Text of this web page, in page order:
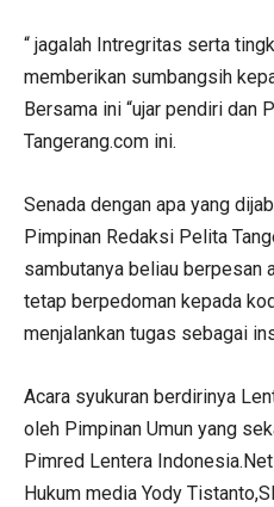
“ jagalah Intregritas serta
memberikan sumbangsih
Bersama ini “ujar pendiri
Tangerang.com ini.
Senada dengan apa yang
Pimpinan Redaksi Pelita
sambutanya beliau berpesan
tetap berpedoman kepada
menjalankan tugas sebagai
Acara syukuran berdirinya
oleh Pimpinan Umun yang
Pimred Lentera
Hukum media Yody